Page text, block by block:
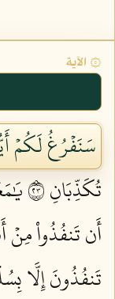
۞ الآية
سَنَفۡرُغُ لَكُمۡ
تُكَذِّبَانِ ٣٢
أَن تَنفُذُواْ مِنۡ
تَنفُذُونَ إِلَّا